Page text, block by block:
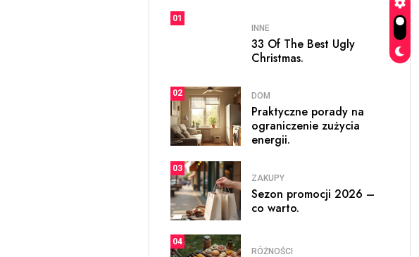
01
INNE
33 Of The Best Ugly
Christmas.
02 DOM
Praktyczne porady na
ograniczenie zużycia
energii.
03
ZAKUPY
Sezon promocji 2026 –
co warto.
04
RÓŻNOŚCI